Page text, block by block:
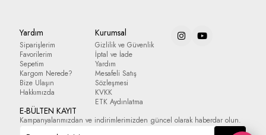
Yardım
Siparişlerim
Favorilerim
Sepetim
Kargom Nerede?
Bize Ulaşın
Hakkımızda
Kurumsal
Gizlilik ve Güvenlik
İptal ve İade
Yardım
Mesafeli Satış
Sözleşmesi
KVKK
ETK Aydınlatma
E-BÜLTEN KAYIT
Kampanyalarımızdan ve indirimlerimizden güncel olarak haberdar olun.